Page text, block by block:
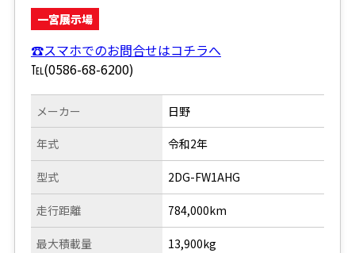
一宮展示場
☎スマホでのお問合せはコチラへ
℡(0586-68-6200)
メーカー
年式
型式
走行距離
日野
令和2年
2DG-FW1AHG
784,000km
最大積載量 13,900kg